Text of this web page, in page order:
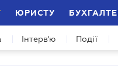
ЮРИСТУ
Інтерв'ю Події